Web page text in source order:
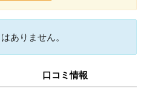
ありません。
口コミ情報